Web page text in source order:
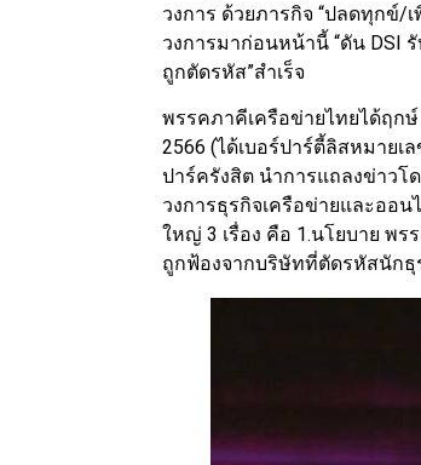
วงการ ด้วยภารกิจ “ปลดทุกข์/
วงการมาก่อนหน้านี้ “ดัน DSI
ถูกตัดรหัส”สำเร็จ
พรรคภาคีเครือข่ายไทยได้ฤก
2566 (ได้เบอร์ปาร์ตี้ลิสหมายเ
ปาร์ครังสิต นำการแถลงข่าว
วงการธุรกิจเครือข่ายและออ
ใหญ่ 3 เรื่อง คือ 1.นโยบาย พ
ถูกฟ้องจากบริษัทที่ตัดรหัสนักธุ